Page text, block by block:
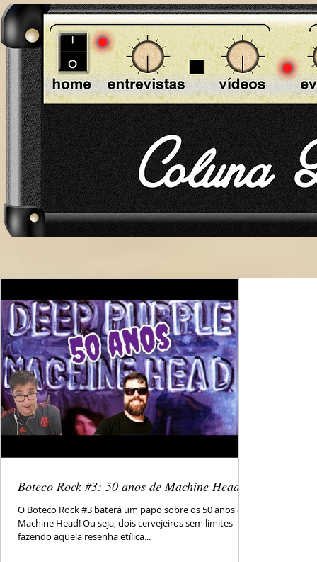
Boteco Rock #3: 50 anos de Machine Head
O Boteco Rock #3 baterá um papo sobre os 50 anos do
Machine Head! Ou seja, dois cervejeiros sem limites
fazendo aquela resenha etílica...